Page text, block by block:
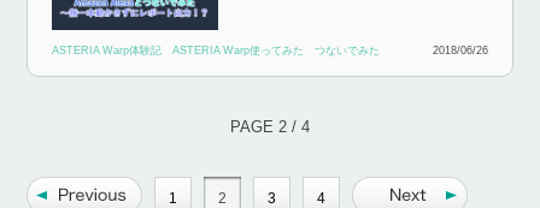
ASTERIA Warp体験記 ASTERIA Warp使ってみた つないでみた 2018/06/26
PAGE 2 / 4
1 2 3 4